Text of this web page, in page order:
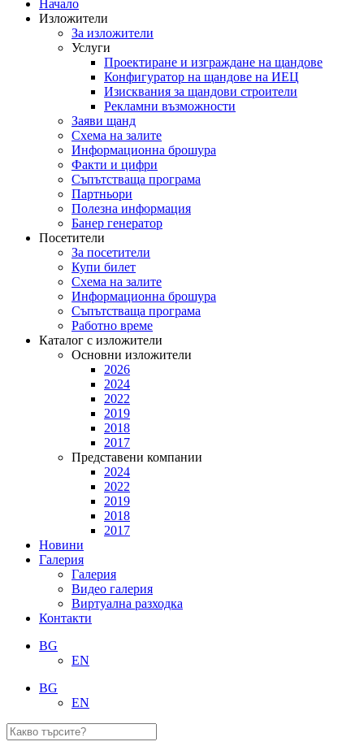
Начало
Изложители
За изложители
Услуги
Проектиране и изграждане на щандове
Конфигуратор на щандове на ИЕЦ
Изисквания за щандови строители
Рекламни възможности
Заяви щанд
Схема на залите
Информационна брошура
Факти и цифри
Съпътстваща програма
Партньори
Полезна информация
Банер генератор
Посетители
За посетители
Купи билет
Схема на залите
Информационна брошура
Съпътстваща програма
Работно време
Каталог с изложители
Основни изложители
2026
2024
2022
2019
2018
2017
Представени компании
2024
2022
2019
2018
2017
Новини
Галерия
Галерия
Видео галерия
Виртуална разходка
Контакти
BG
EN
BG
EN